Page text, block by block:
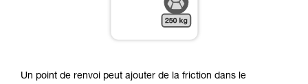
Un point de renvoi peut ajouter de la friction dans le